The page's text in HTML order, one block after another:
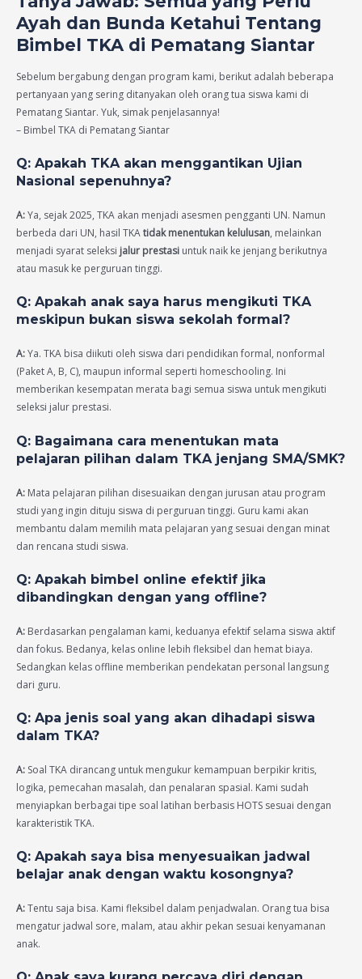
Ayah dan Bunda Ketahui Tentang
Bimbel TKA di Pematang Siantar
Sebelum bergabung dengan program kami, berikut adalah beberapa
pertanyaan yang sering ditanyakan oleh orang tua siswa kami di
Pematang Siantar. Yuk, simak penjelasannya!
– Bimbel TKA di Pematang Siantar
Q: Apakah TKA akan menggantikan Ujian
Nasional sepenuhnya?
A:Ya, sejak 2025, TKA akan menjadi asesmen pengganti UN. Namun
berbeda dari UN, hasil TKAtidak menentukan kelulusan, melainkan
menjadi syarat seleksi jalur prestasi untuk naik ke jenjang berikutnya
atau masuk ke perguruan tinggi.
Q: Apakah anak saya harus mengikuti TKA
meskipun bukan siswa sekolah formal?
A:Ya. TKA bisa diikuti oleh siswa dari pendidikan formal, nonformal
(Paket A, B, C), maupun informal seperti homeschooling. Ini
memberikan kesempatan merata bagi semua siswa untuk mengikuti
seleksi jalur prestasi.
Q: Bagaimana cara menentukan mata
pelajaran pilihan dalam TKA jenjang SMA/SMK?
A: Mata pelajaran pilihan disesuaikan dengan jurusan atau program
studi yang ingin dituju siswa di perguruan tinggi. Guru kami akan
membantu dalam memilih mata pelajaran yang sesuai dengan minat
dan rencana studi siswa.
Q: Apakah bimbel online efektif jika
dibandingkan dengan yang offline?
A: Berdasarkan pengalaman kami, keduanya efektif selama siswa aktif
dan fokus. Bedanya, kelas online lebih fleksibel dan hemat biaya.
Sedangkan kelas offline memberikan pendekatan personal langsung
dari guru.
Q: Apa jenis soal yang akan dihadapi siswa
dalam TKA?
A: Soal TKA dirancang untuk mengukur kemampuan berpikir kritis,
logika, pemecahan masalah, dan penalaran spasial. Kami sudah
menyiapkan berbagai tipe soal latihan berbasis HOTS sesuai dengan
karakteristik TKA.
Q: Apakah saya bisa menyesuaikan jadwal
belajar anak dengan waktu kosongnya?
A:Tentu saja bisa. Kami fleksibel dalam penjadwalan. Orang tua bisa
mengatur jadwal sore, malam, atau akhir pekan sesuai kenyamanan
anak.